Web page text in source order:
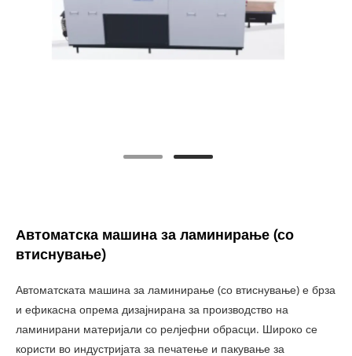
Автоматска машина за ламинирање (со
втиснување)
Автоматската машина за ламинирање (со втиснување) е брза
и ефикасна опрема дизајнирана за производство на
ламинирани материјали со релјефни обрасци. Широко се
користи во индустријата за печатење и пакување за